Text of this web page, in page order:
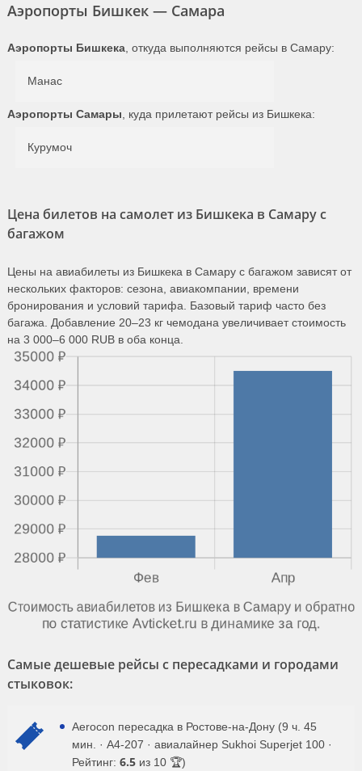
Аэропорты Бишкек — Самара
Аэропорты Бишкека , откуда выполняются рейсы в Самару:
Манас
Аэропорты Самары , куда прилетают рейсы из Бишкека:
Курумоч
Цена билетов на самолет из Бишкека в Самару с
багажом
Цены на авиабилеты из Бишкека в Самару с багажом зависят от
нескольких факторов: сезона, авиакомпании, времени
бронирования и условий тарифа. Базовый тариф часто без
багажа. Добавление 20–23 кг чемодана увеличивает стоимость
на 3 000–6 000 RUB в оба конца.
Самые дешевые рейсы с пересадками и городами
стыковок:
Aerocon пересадка в Ростове-на-Дону (9 ч. 45
мин. · A4-207 · авиалайнер Sukhoi Superjet 100 ·
Рейтинг: 6.5 из 10 🏆)